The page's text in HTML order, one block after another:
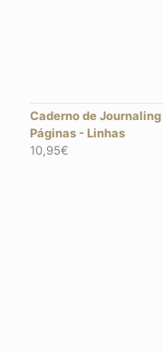
Caderno de
Páginas - Linhas
10,95€